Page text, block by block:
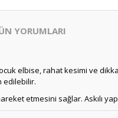
YORUMLARI
elbise, rahat kesimi ve
edilebilir.
etmesini sağlar. Askılı